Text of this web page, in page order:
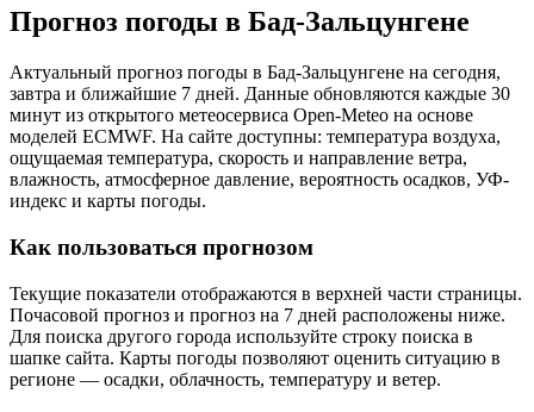
Прогноз погоды в Бад-Зальцунгене
Актуальный прогноз погоды в Бад-Зальцунгене на сегодня,
завтра и ближайшие 7 дней. Данные обновляются каждые 30
минут из открытого метеосервиса Open-Meteo на основе
моделей ECMWF. На сайте доступны: температура воздуха,
ощущаемая температура, скорость и направление ветра,
влажность, атмосферное давление, вероятность осадков, УФ-
индекс и карты погоды.
Как пользоваться прогнозом
Текущие показатели отображаются в верхней части страницы.
Почасовой прогноз и прогноз на 7 дней расположены ниже.
Для поиска другого города используйте строку поиска в
шапке сайта. Карты погоды позволяют оценить ситуацию в
регионе — осадки, облачность, температуру и ветер.